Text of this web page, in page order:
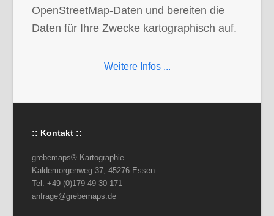
OpenStreetMap-Daten und bereiten die
Daten für Ihre Zwecke kartographisch auf.
Weitere Infos ...
:: Kontakt ::
grebemaps® Kartographie
Kaldemorgenweg 37, 45276 Essen
Tel. +49 (0)179 49 30 171
anfrage@grebemaps.de